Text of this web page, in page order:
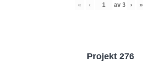
« ‹ av 3 › »
Projekt 276